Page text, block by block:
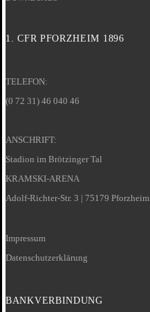
1. CFR PFORZHEIM 1896
TELEFON:
(0 72 31) 46 040 46
ANSCHRIFT:
Stadion im Brötzinger Tal
KRAMSKI-ARENA
Adolf-Richter-Str. 3 | 75179 Pforzheim
Impressum
Datenschutzerklärung
BANKVERBINDUNG